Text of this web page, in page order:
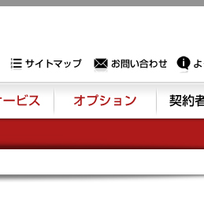
オプション 契約者ページ